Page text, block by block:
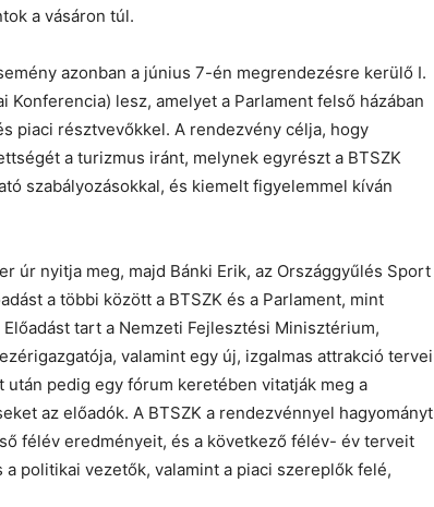
a vásáron túl.
azonban a június 7-én megrendezésre kerülő I.
Konferencia) lesz, amelyet a Parlament felső házában
piaci résztvevőkkel. A rendezvény célja, hogy
a turizmus iránt, melynek egyrészt a BTSZK
szabályozásokkal, és kiemelt figyelemmel kíván
úr nyitja meg, majd Bánki Erik, az Országgyűlés Sport
a többi között a BTSZK és a Parlament, mint
tart a Nemzeti Fejlesztési Minisztérium,
valamint egy új, izgalmas attrakció tervei
pedig egy fórum keretében vitatják meg a
az előadók. A BTSZK a rendezvénnyel hagyományt
félév eredményeit, és a következő félév- év terveit
politikai vezetők, valamint a piaci szereplők felé,